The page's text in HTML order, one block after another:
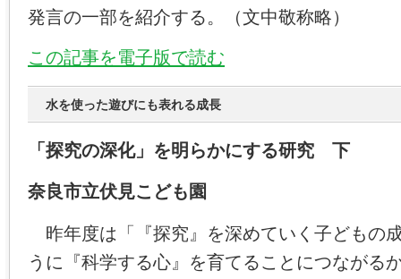
発言の一部を紹介する。（文中敬称略）
この記事を電子版で読む
水を使った遊びにも表れる成長
「探究の深化」を明らかにする研究 下
奈良市立伏見こども園
昨年度は「『探究』を深めていく子どもの
うに『科学する心』を育てることにつながる